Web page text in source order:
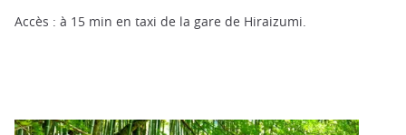
Accès : à 15 min en taxi de la gare de Hiraizumi.